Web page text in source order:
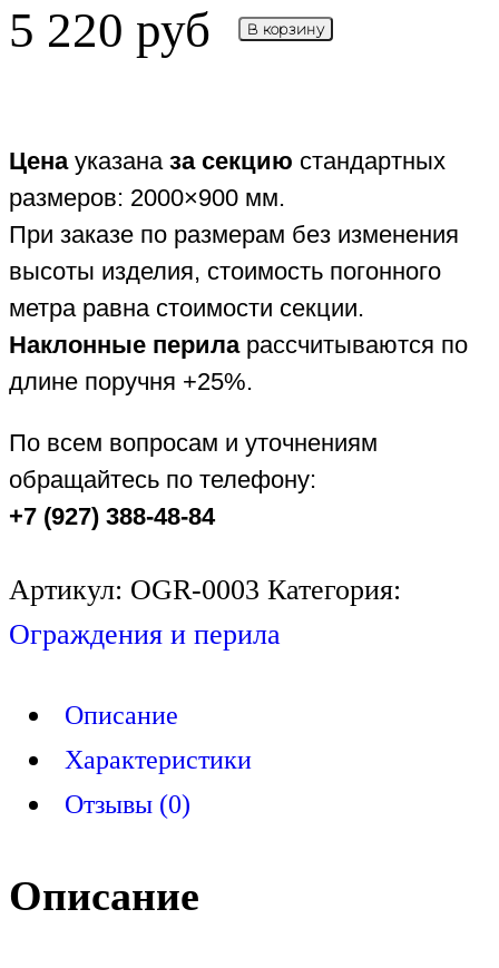
5 220 руб В корзину
Ценауказана за секцию стандартных
размеров: 2000×900 мм.
При заказе по размерам без изменения
высоты изделия, стоимость погонного
метра равна стоимости секции.
Наклонные периларассчитываются по
длине поручня +25%.
По всем вопросам и уточнениям
обращайтесь по телефону:
+7 (927) 388-48-84
Артикул: OGR-0003 Категория:
Ограждения и перила
Описание
Характеристики
Отзывы (0)
Описание